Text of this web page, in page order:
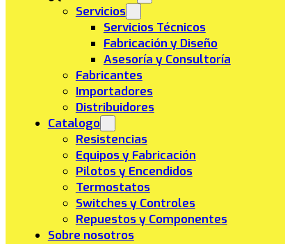
Servicios
Servicios Técnicos
Fabricación y Diseño
Asesoría y Consultoría
Fabricantes
Importadores
Distribuidores
Catalogo
Resistencias
Equipos y Fabricación
Pilotos y Encendidos
Termostatos
Switches y Controles
Repuestos y Componentes
Sobre nosotros